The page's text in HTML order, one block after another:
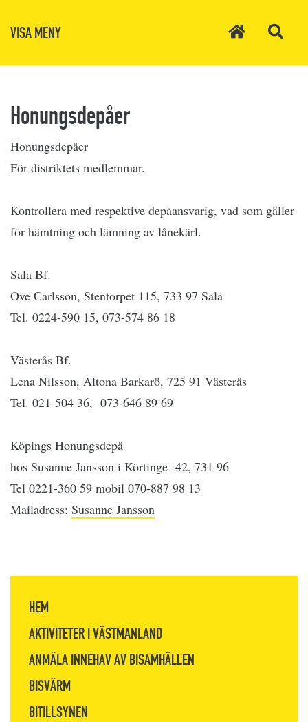
VISA MENY
Honungsdepåer
Honungsdepåer
För distriktets medlemmar.
Kontrollera med respektive depåansvarig, vad som gäller
för hämtning och lämning av lånekärl.
Sala Bf.
Ove Carlsson, Stentorpet 115, 733 97 Sala
Tel. 0224-590 15, 073-574 86 18
Västerås Bf.
Lena Nilsson, Altona Barkarö, 725 91 Västerås
Tel. 021-504 36, 073-646 89 69
Köpings Honungsdepå
hos Susanne Jansson i Körtinge 42, 731 96
Tel 0221-360 59 mobil 070-887 98 13
Mailadress: Susanne Jansson
HEM
AKTIVITETER I VÄSTMANLAND
ANMÄLA INNEHAV AV BISAMHÄLLEN
BISVÄRM
BITILLSYNEN